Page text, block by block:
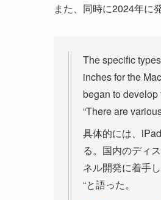
また、同時に2024年に
The specific
inches for the
began to
“There are
具体的には、
る。国内のディ
ネル開発に着手
“と語った。